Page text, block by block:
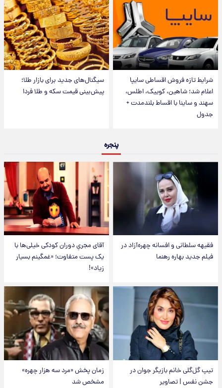
شرایط تازه فروش اقساطی سایپا
اعلام شد؛ شاهین، کوییک، اطلس،
سهند و ساینا با اقساط بلندمدت +
جدول
سیگنال‌های جدید برای بازار طلا؛
پیش‌بینی قیمت سکه و طلا فردا
پنجره
فقیهه سلطانی و افسانه چهره‌آزاد در
فیلم جدید بهاره رهنما
آقای مجریِ دوران کودکی خیلی‌ها با
یک پست متفاوت؛ «غمگینم بسیار
زیاد»!
تیپ گل‌گلی خانم بازیگر جوان در
جشن نفس | تصاویر
زمان پخش «مرد سه هزار چهره»
مشخص شد